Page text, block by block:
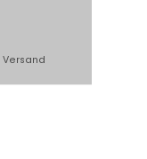
Versand